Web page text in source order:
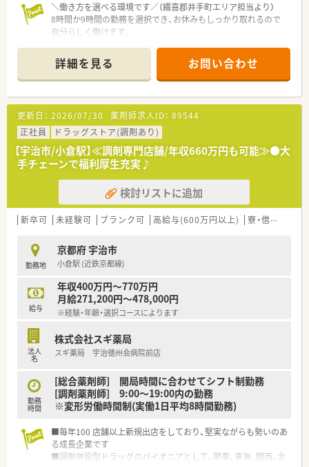
■健康セミナーや育児相談会といった地域活動を積極的に行い、
街の健康相談窓口としての役割を非常に大切にされている企業
です。
■総合病院前や医療モールなど多様な形態の店舗を展開してお
り、薬剤師としてキャリアに合わせた幅広い経験を積むことが可
能です。
【勤務実態について】
■週休2日制で年間休日は116日確保されており、年間で6連休を
2回取得することが必須とされているため長期休暇も楽しめま
す。
■育児休暇制度の取得率は100％を誇っており、お子様が小学3
年生になるまで時短勤務制度を利用できるため子育てとの両立
も可能です。
■レジ打ちや納品などの付帯業務は一切ありませんので、薬剤師
としての専門業務や患者様への対応に専念できる環境が整って
います。
＼働き方を選べる環境です／（綴喜郡井手町エリア担当より）
8時間か9時間の勤務を選択でき、お休みもしっかり取れるので
自分らしく働けます。
【店舗情報と応需状況について】
■玉水駅から徒歩13分ほどの場所に位置しており、地域に密着
したかかりつけ薬局として機能しています。
■施設や居宅への在宅業務にも力を入れて取り組んでおり、地域
医療に幅広く貢献することができる環境です。
■具体的な応需科目や処方箋枚数などは現在確認中ですが、電子
薬歴などの最新機器を導入して対応しています。
【法人特徴について】
■創業から長きにわたる歴史を持ち、現在も全国各地への新規出
店を続けて大きく成長している安定した企業です。
■調剤業務とOTC販売を一つの店舗に集約する独自の店舗作り
を展開し、地域の利便性向上に大きく貢献しています。
者様から信頼される店舗作りに注力しています。
【求人情報について】
■正社員として8時間または9時間勤務を選択でき、ライフスタ
イルに合わせた無理のない働き方が実現可能です。
■年収はご経験や年齢などを考慮の上で決定されますが、最高で
710万円程度までご相談が可能となっております。
ており、仕事とプライベートのバランスを保ちやすいのが魅力で
す。
【職場環境と雰囲気】
■休憩室には畳が敷かれたリラックスできる空間が設けられて
おり、勤務の合間にしっかりと心身を休められます。
実したマニュアルや受け入れ体制が整っています。
■社員割引制度を利用してお得に日用品などを購入でき、従業員
の生活をサポートする温かい社風が根付いています。
詳細を見る お問い合わせ
更新日： 2026/07/30 薬剤師求人ID： 89544
正社員
ドラッグストア(調剤あり)
【宇治市/小倉駅】≪調剤専門店舗/年収660万円も可能≫●大
手チェーンで福利厚生充実♪
検討リストに追加
新卒可 未経験可 ブランク可 高給与(600万円以上) 寮・借上社宅あり
勤務地
京都府 宇治市
小倉駅 (近鉄京都線)
給与
年収400万円～770万円
月給271,200円～478,000円
※経験・年齢・選択コースによります
法人
名
株式会社スギ薬局
スギ薬局 宇治徳州会病院前店
勤務
時間
[総合薬剤師] 開局時間に合わせてシフト制勤務
[調剤薬剤師] 9:00～19:00内の勤務
※変形労働時間制(実働1日平均8時間勤務)
■毎年100 店舗以上新規出店をしており、堅実ながらも勢いのあ
る成長企業です
■調剤併設型ドラッグのパイオニアとして、関東、東海、関西、北